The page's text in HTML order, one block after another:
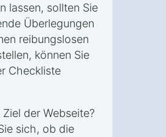
lassen, sollten Sie
Überlegungen
reibungslosen
können Sie
Checkliste
der Webseite?
sich, ob die